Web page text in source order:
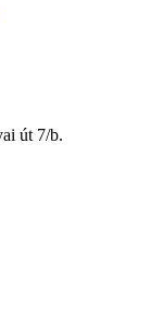
út 7/b.